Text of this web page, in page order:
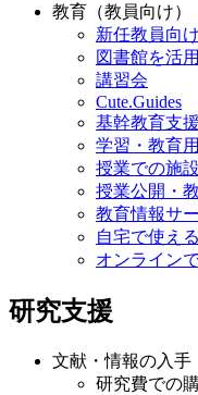
教育（教員向け）
新任教員向
図書館を活
講習会
Cute.Guides
基幹教育支援
学習・教育
授業での施
授業公開・
教育情報サ
自宅で使え
オンライン
研究支援
文献・情報の入手
研究費での